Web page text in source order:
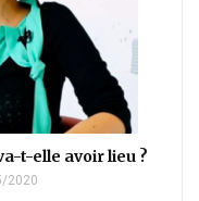
t-elle avoir lieu ?
2020